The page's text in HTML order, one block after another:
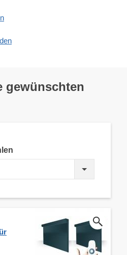
gewünschten